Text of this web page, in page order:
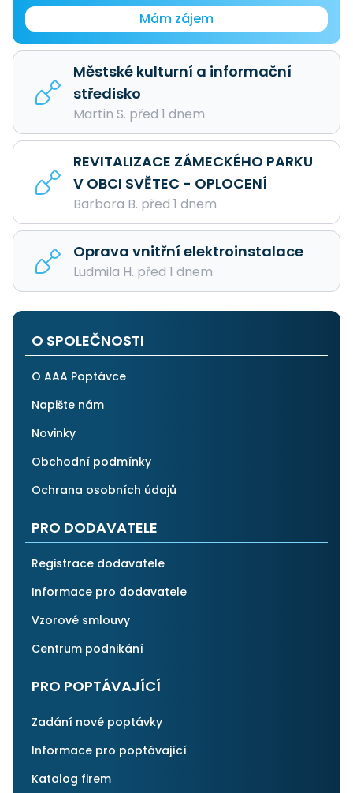
Mám zájem
Městské kulturní a informační
středisko
Martin S. před 1 dnem
REVITALIZACE ZÁMECKÉHO PARKU
V OBCI SVĚTEC - OPLOCENÍ
Barbora B. před 1 dnem
Oprava vnitřní elektroinstalace
Ludmila H. před 1 dnem
O SPOLEČNOSTI
O AAA Poptávce
Napište nám
Novinky
Obchodní podmínky
Ochrana osobních údajů
PRO DODAVATELE
Registrace dodavatele
Informace pro dodavatele
Vzorové smlouvy
Centrum podnikání
PRO POPTÁVAJÍCÍ
Zadání nové poptávky
Informace pro poptávající
Katalog firem